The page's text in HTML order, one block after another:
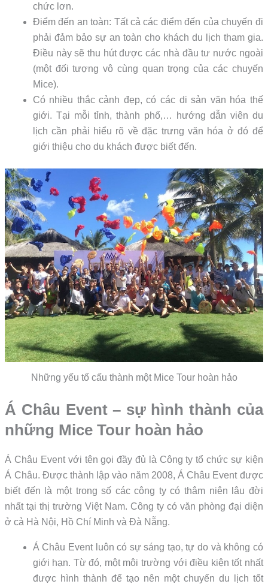
chức lơn.
Điểm đến an toàn: Tất cả các điểm đến của chuyến đi
phải đảm bảo sự an toàn cho khách du lịch tham gia.
Điều này sẽ thu hút được các nhà đầu tư nước ngoài
(một đối tượng vô cùng quan trọng của các chuyến
Mice).
Có nhiều thắc cảnh đẹp, có các di sản văn hóa thế
giới. Tại mỗi tỉnh, thành phố,… hướng dẫn viên du
lịch cần phải hiểu rõ về đặc trưng văn hóa ở đó để
giới thiệu cho du khách được biết đến.
Những yếu tố cấu thành một Mice Tour hoàn hảo
Á Châu Event – sự hình thành của
những Mice Tour hoàn hảo
Á Châu Event với tên gọi đầy đủ là Công ty tổ chức sự kiện
Á Châu. Được thành lập vào năm 2008, Á Châu Event được
biết đến là một trong số các công ty có thâm niên lâu đời
nhất tại thị trường Việt Nam. Công ty có văn phòng đại diện
ở cả Hà Nội, Hồ Chí Minh và Đà Nẵng.
Á Châu Event luôn có sự sáng tạo, tự do và không có
giới hạn. Từ đó, một môi trường với điều kiện tốt nhất
được hình thành để tạo nên một chuyến du lịch tốt